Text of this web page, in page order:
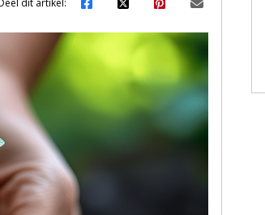
dit artikel: